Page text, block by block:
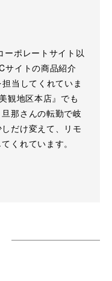
ーポレートサイト以
サイトの商品紹介
当してくれていま
観地区本店』でも
那さんの転勤で岐
だけ変えて、リモ
くれています。